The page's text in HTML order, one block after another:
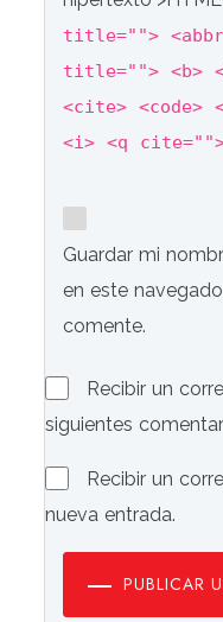
title="">
title=""> <b>
<cite> <code>
<i> <q
Guardar mi
en este
comente.
Recibir un
siguientes
Recibir un
nueva entrada.
PUBLICAR